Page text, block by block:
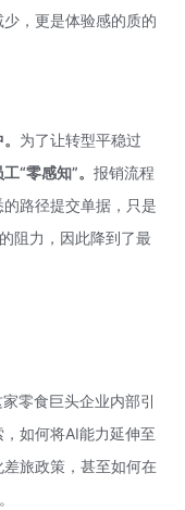
，更是体验感的质的
为了让转型平稳过
“零感知”。 报销流程
路径提交单据，只是
阻力，因此降到了最
零食巨头企业内部引
，如何将AI能力延伸至
旅政策，甚至如何在